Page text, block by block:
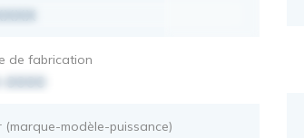
de fabrication
(marque-modèle-puissance)